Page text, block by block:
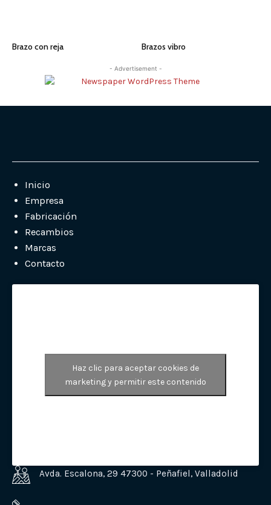
Brazo con reja Brazos vibro
- Advertisement -
Inicio
Empresa
Fabricación
Recambios
Marcas
Contacto
Haz clic para aceptar cookies de
marketing y permitir este contenido
Avda. Escalona, 29 47300 - Peñafiel, Valladolid